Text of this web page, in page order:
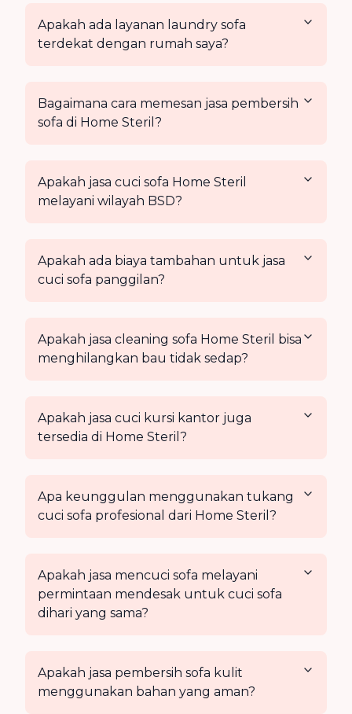
Apakah ada layanan laundry sofa
terdekat dengan rumah saya?
Bagaimana cara memesan jasa pembersih
sofa di Home Steril?
Apakah jasa cuci sofa Home Steril
melayani wilayah BSD?
Apakah ada biaya tambahan untuk jasa
cuci sofa panggilan?
Apakah jasa cleaning sofa Home Steril bisa
menghilangkan bau tidak sedap?
Apakah jasa cuci kursi kantor juga
tersedia di Home Steril?
Apa keunggulan menggunakan tukang
cuci sofa profesional dari Home Steril?
Apakah jasa mencuci sofa melayani
permintaan mendesak untuk cuci sofa
dihari yang sama?
Apakah jasa pembersih sofa kulit
menggunakan bahan yang aman?